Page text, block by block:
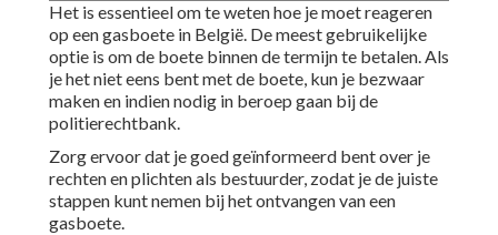
Het is essentieel om te weten hoe je moet reageren
op een gasboete in België. De meest gebruikelijke
optie is om de boete binnen de termijn te betalen. Als
je het niet eens bent met de boete, kun je bezwaar
maken en indien nodig in beroep gaan bij de
politierechtbank.
Zorg ervoor dat je goed geïnformeerd bent over je
rechten en plichten als bestuurder, zodat je de juiste
stappen kunt nemen bij het ontvangen van een
gasboete.